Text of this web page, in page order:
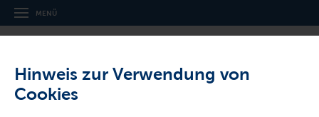
Hinweis zur Verwendung von
Cookies
Navigation
und
Hauptnavigation
MENÜ